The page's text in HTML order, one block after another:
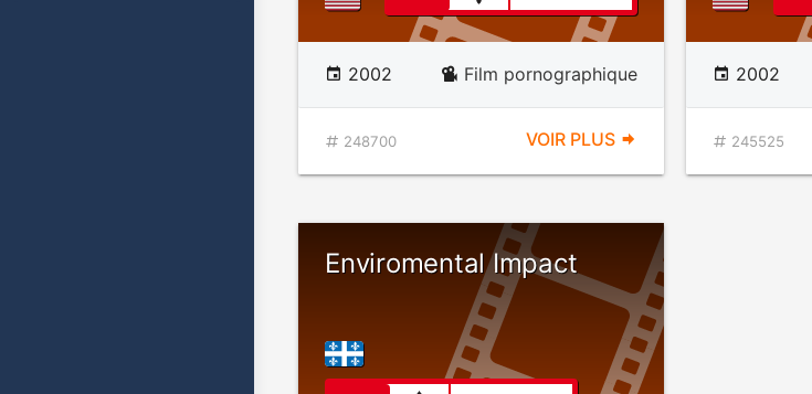
2002 Film pornographique
248700 VOIR PLUS
2002
245525
Enviromental Impact